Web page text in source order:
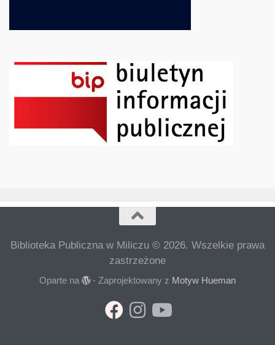
Biblioteka Publiczna w Miliczu © 2026. Wszelkie prawa
zastrzeżone
Oparte na - Zaprojektowany z Motyw Hueman